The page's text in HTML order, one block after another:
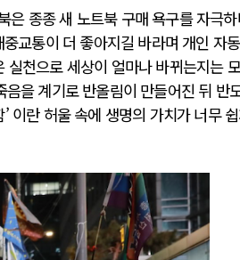
은 종종 새 노트북 구매 욕구를 자극
교통이 더 좋아지길 바라며 개인 자
천으로 세상이 얼마나 바뀌는지는
을 계기로 반올림이 만들어진 뒤 반
이란 허울 속에 생명의 가치가 너무